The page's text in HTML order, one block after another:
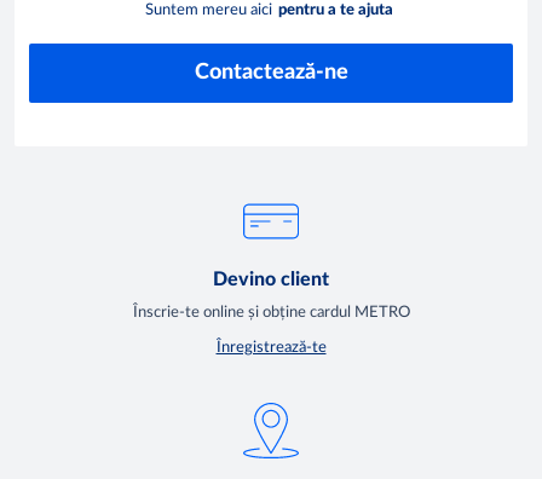
Suntem mereu aici pentru a te ajuta
Contactează-ne
Devino client
Înscrie-te online și obține cardul METRO
Înregistrează-te